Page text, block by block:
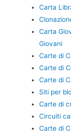
Carta
Carta
Giovani
Carte di
Carte di
Carte di
Siti per
Carte di
Circuiti
Carte di